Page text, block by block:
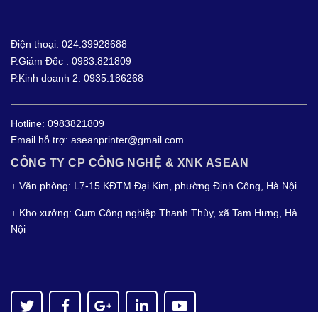
Điện thoại: 024.39928688
P.Giám Đốc : 0983.821809
P.Kinh doanh 2: 0935.186268
Hotline: 0983821809
Email hỗ trợ: aseanprinter@gmail.com
CÔNG TY CP CÔNG NGHỆ & XNK ASEAN
+ Văn phòng: L7-15 KĐTM Đại Kim, phường Định Công, Hà Nội
+ Kho xưởng: Cụm Công nghiệp Thanh Thùy, xã Tam Hưng, Hà
Nội